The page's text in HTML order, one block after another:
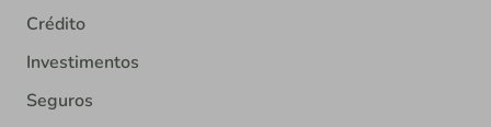
Crédito
Investimentos
Seguros